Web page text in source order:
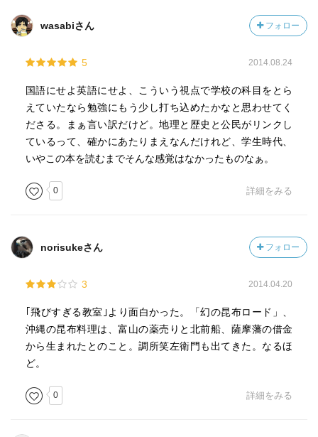
wasabiさん フォロー
5 2014.08.24
国語にせよ英語にせよ、こういう視点で学校の科目をとら
えていたなら勉強にもう少し打ち込めたかなと思わせてく
ださる。まぁ言い訳だけど。地理と歴史と公民がリンクし
ているって、確かにあたりまえなんだけれど、学生時代、
いやこの本を読むまでそんな感覚はなかったものなぁ。
0 詳細をみる
norisukeさん フォロー
3 2014.04.20
｢飛びすぎる教室｣より面白かった。「幻の昆布ロード」、
沖縄の昆布料理は、富山の薬売りと北前船、薩摩藩の借金
から生まれたとのこと。調所笑左衛門も出てきた。なるほ
ど。
0 詳細をみる